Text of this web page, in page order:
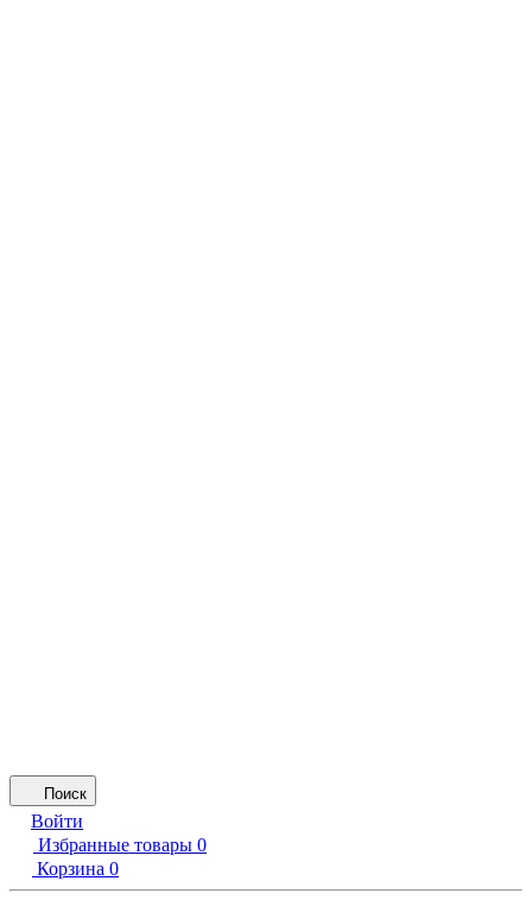
Поиск
Войти
Избранные товары 0
Корзина 0